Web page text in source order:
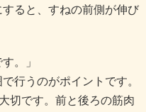
ると、すねの前側が伸び
。」
行うのがポイントです。
切です。前と後ろの筋肉